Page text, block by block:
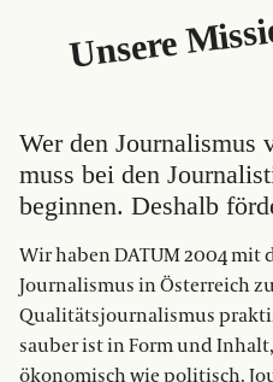
Unsere
Wer den Journalismus
muss bei den
beginnen. Deshalb
Wir haben DATUM 2004 mit
Journalismus in Österreich
Qualitätsjournalismus
sauber ist in Form und
ökonomisch wie politisch.